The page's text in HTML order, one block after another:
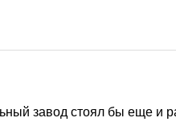
завод стоял бы еще и